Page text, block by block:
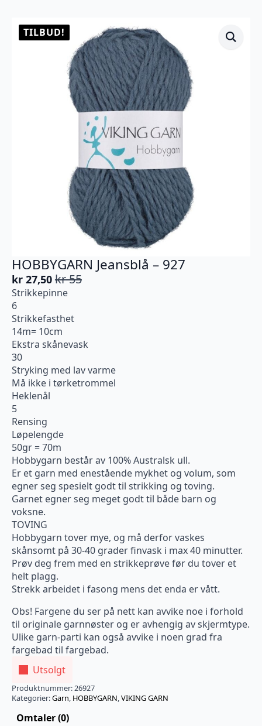
TILBUD!
HOBBYGARN Jeansblå – 927
kr55
Opprinnelig
pris
var:
kr 55.
kr 27,50
Nåværende
pris
er:
kr 27,50.
Strikkepinne
6
Strikkefasthet
14m= 10cm
Ekstra skånevask
30
Stryking med lav varme
Må ikke i tørketrommel
Heklenål
5
Rensing
Løpelengde
50gr = 70m
Hobbygarn består av 100% Australsk ull.
Er et garn med enestående mykhet og volum, som
egner seg spesielt godt til strikking og toving.
Garnet egner seg meget godt til både barn og
voksne.
TOVING
Hobbygarn tover mye, og må derfor vaskes
skånsomt på 30-40 grader finvask i max 40 minutter.
Prøv deg frem med en strikkeprøve før du tover et
helt plagg.
Strekk arbeidet i fasong mens det enda er vått.
Obs! Fargene du ser på nett kan avvike noe i forhold
til originale garnnøster og er avhengig av skjermtype.
Ulike garn-parti kan også avvike i noen grad fra
fargebad til fargebad.
Utsolgt
Produktnummer:26927
Kategorier:Garn, HOBBYGARN,VIKING GARN
Omtaler (0)